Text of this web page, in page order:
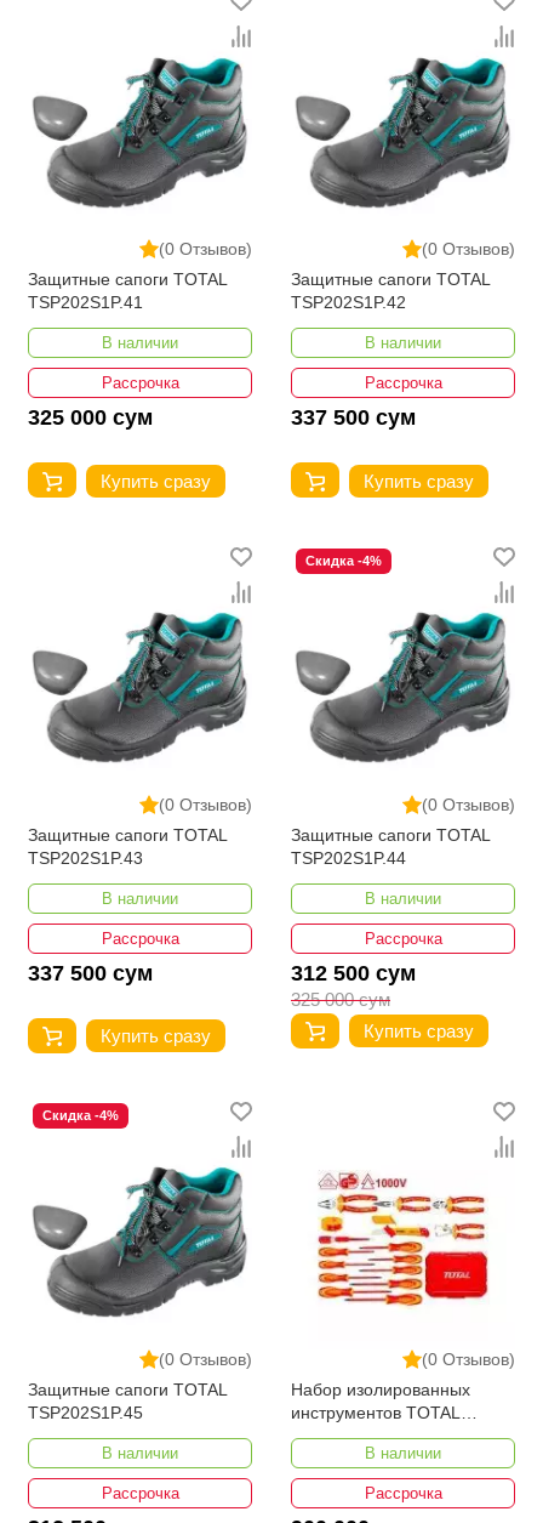
(0 Отзывов)
Защитные сапоги TOTAL
TSP202S1P.41
В наличии
Рассрочка
325 000 сум
Купить сразу
(0 Отзывов)
Защитные сапоги TOTAL
TSP202S1P.42
В наличии
Рассрочка
337 500 сум
Купить сразу
(0 Отзывов)
Защитные сапоги TOTAL
TSP202S1P.43
В наличии
Рассрочка
337 500 сум
Купить сразу
(0 Отзывов)
Скидка -4%
Защитные сапоги TOTAL
TSP202S1P.44
В наличии
Рассрочка
312 500 сум
325 000 сум
Купить сразу
(0 Отзывов)
Скидка -4%
Защитные сапоги TOTAL
TSP202S1P.45
В наличии
Рассрочка
(0 Отзывов)
Набор изолированных
инструментов TOTAL
THKITH1601
В наличии
Рассрочка